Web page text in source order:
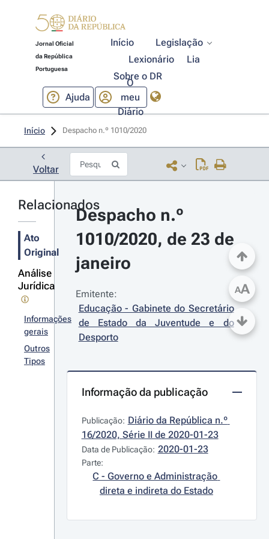
Jornal Oficial
da República
Portuguesa
Início
Legislação
Lexionário
Lia
Sobre o DR
Ajuda
O
meu
Diário
Início Despacho n.º 1010/2020
Voltar
Relacionados
Ato
Original
Análise
Jurídica
Informações
gerais
Outros
Tipos
Despacho n.º
1010/2020, de 23 de
janeiro
Emitente:
Educação - Gabinete do Secretário
de Estado da Juventude e do
Desporto
Informação da publicação
Publicação: Diário da República n.º
16/2020, Série II de 2020-01-23
Data de Publicação: 2020-01-23
Parte:
C - Governo e Administração
direta e indireta do Estado
AA